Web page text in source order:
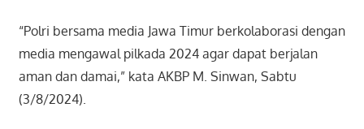
“Polri bersama media Jawa Timur berkolaborasi dengan
media mengawal pilkada 2024 agar dapat berjalan
aman dan damai,” kata AKBP M. Sinwan, Sabtu
(3/8/2024).